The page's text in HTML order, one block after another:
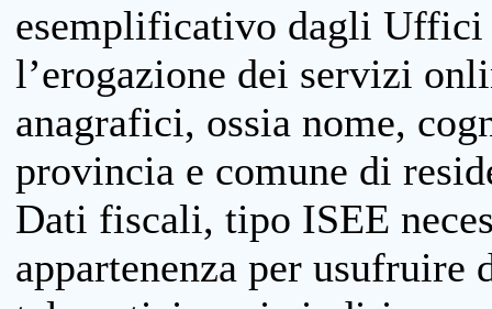
esemplificativo dagli
l’erogazione dei servizi
anagrafici, ossia nome,
provincia e comune di
Dati fiscali, tipo ISEE
appartenenza per